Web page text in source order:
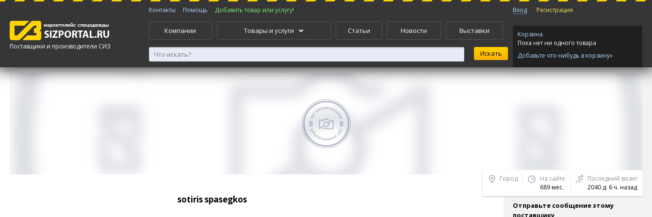
Поставщики и производители СИЗ
Контакты Помощь Добавить товар или услугу!
Компании Товары и услуги Статьи Новости Выставки
Вход Регистрация
Корзина
Пока нет ни одного товара
Добавьте что-нибудь в корзину»
sotiris spasegkos
Город
На сайте
689 мес.
Последний визит
2040 д. 6 ч. назад
Отправьте сообщение этому
поставщику